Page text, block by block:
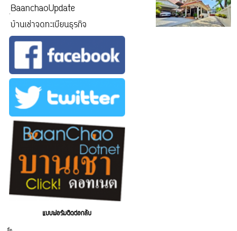
ฺBaanchaoUpdate
บ้านเช่าจดทะเบียนธุรกิจ
แบบฟอร์มติดต่อกลับ